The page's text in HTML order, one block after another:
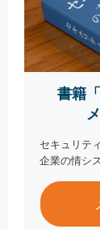
書籍
セキュリテ
企業の情シ